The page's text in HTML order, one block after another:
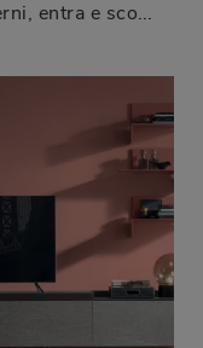
Se vuoi allestire soggiorni moderni, entra e scopri il mobile porta tv TIME UNIT TI 130 della firma Tomasella, fatto in melaminico